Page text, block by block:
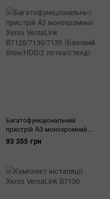
Багатофункціональний
пристрій A3 монохромний
Xerox VersaLink
B7125/7130/7135 (Базовий
93 355 грн